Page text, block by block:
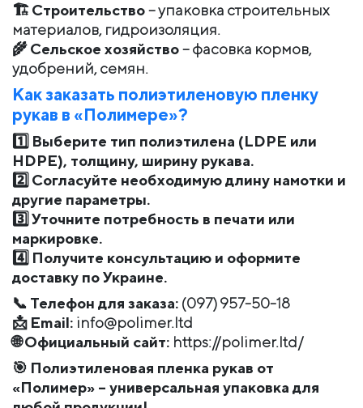
🏗Строительство– упаковка строительных
материалов, гидроизоляция.
🌾Сельское хозяйство– фасовка кормов,
удобрений, семян.
Как заказать полиэтиленовую пленку
рукав в «Полимере»?
1️⃣ Выберите тип полиэтилена (LDPE или
HDPE), толщину, ширину рукава.
2️⃣ Согласуйте необходимую длину намотки и
другие параметры.
3️⃣ Уточните потребность в печати или
маркировке.
4️⃣ Получите консультацию и оформите
доставку по Украине.
📞 Телефон для заказа: (097) 957-50-18
📩 Email: info@polimer.ltd
🌐Официальный сайт: https://polimer.ltd/
🎯 Полиэтиленовая пленка рукав от
«Полимер» – универсальная упаковка для